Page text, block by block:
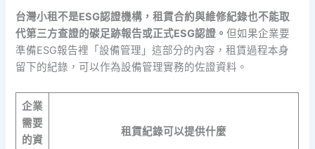
台灣小租不是ESG認證機構，租賃合約與維修紀錄也不能取
代第三方查證的碳足跡報告或正式ESG認證。但如果企業要
準備ESG報告裡「設備管理」這部分的內容，租賃過程本身
留下的紀錄，可以作為設備管理實務的佐證資料。
企業
需要
的資
租賃紀錄可以提供什麼